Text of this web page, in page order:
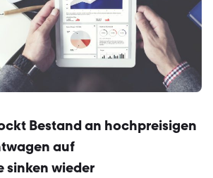
Bestand an hochpreisigen
auf
sinken wieder